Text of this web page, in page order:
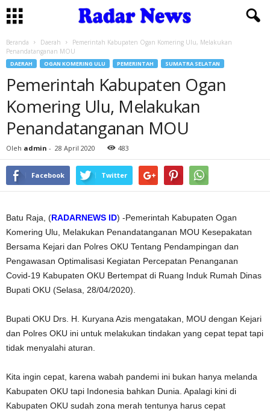
Beranda Daerah
Pemerintah Kabupaten Ogan Komering Ulu, Melakukan
Penandatanganan MOU
DAERAH OGAN KOMERING ULU PEMERINTAH SUMATRA SELATAN
Pemerintah Kabupaten Ogan
Komering Ulu, Melakukan
Penandatanganan MOU
Oleh admin - 28 April 2020 483
Facebook Twitter
Batu Raja, (RADARNEWS ID) -Pemerintah Kabupaten Ogan
Komering Ulu, Melakukan Penandatanganan MOU Kesepakatan
Bersama Kejari dan Polres OKU Tentang Pendampingan dan
Pengawasan Optimalisasi Kegiatan Percepatan Penanganan
Covid-19 Kabupaten OKU Bertempat di Ruang Induk Rumah Dinas
Bupati OKU (Selasa, 28/04/2020).
Bupati OKU Drs. H. Kuryana Azis mengatakan, MOU dengan Kejari
dan Polres OKU ini untuk melakukan tindakan yang cepat tepat tapi
tidak menyalahi aturan.
Kita ingin cepat, karena wabah pandemi ini bukan hanya melanda
Kabupaten OKU tapi Indonesia bahkan Dunia. Apalagi kini di
Kabupaten OKU sudah zona merah tentunya harus cepat